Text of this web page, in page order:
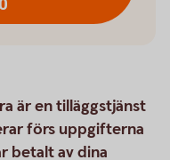
är en tilläggstjänst
förs uppgifterna
betalt av dina